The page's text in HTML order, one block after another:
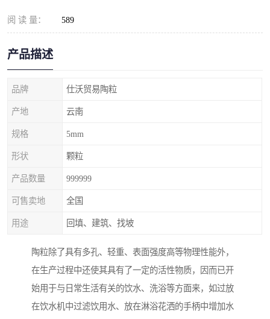
阅 读 量： 589
产品描述
品牌 仕沃贸易陶粒
产地 云南
规格 5mm
形状 颗粒
产品数量 999999
可售卖地 全国
用途 回填、建筑、找坡
陶粒除了具有多孔、轻重、表面强度高等物理性能外，
在生产过程中还使其具有了一定的活性物质，因而已开
始用于与日常生活有关的饮水、洗浴等方面来，如过放
在饮水机中过滤饮用水、放在淋浴花洒的手柄中增加水